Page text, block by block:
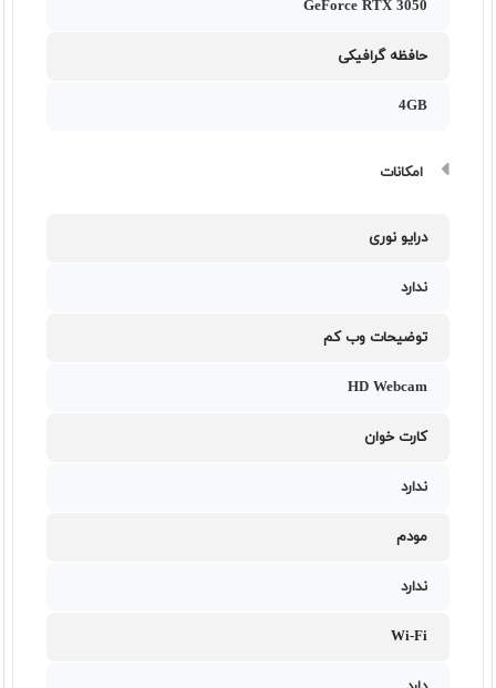
GeForce RTX 3050
حافظه گرافیکی
4GB
امکانات
درایو نوری
ندارد
توضیحات وب کم
HD Webcam
کارت خوان
ندارد
مودم
ندارد
Wi-Fi